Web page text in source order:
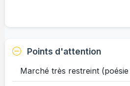
Points d'attention
Marché très restreint